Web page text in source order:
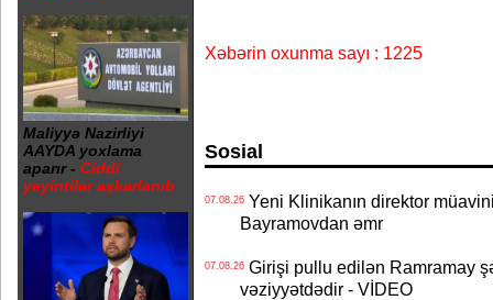
Maliyyə Nazirliyi
AAYDA yoxlama
aparır - Ciddi
yeyintilər aşkarlanıb
Xəbərin oxunma sayı : 1225
Sosial
07.08.26Yeni Klinikanın direktor müavini
Bayramovdan əmr
07.08.26Girişi pullu edilən Ramramay
vəziyyətdədir - VİDEO